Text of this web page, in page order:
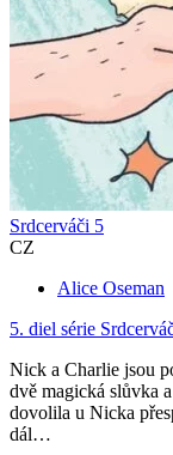
Srdcerváči 5
CZ
Alice Oseman
5. diel série
Nick a Charlie jsou
dvě magická slůvka
dovolila u Nicka
dál…